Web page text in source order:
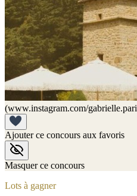
(www.instagram.com/
Ajouter ce concours aux favoris
Masquer ce concours
Lots à gagner